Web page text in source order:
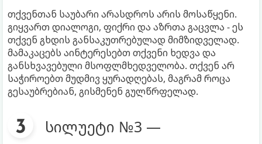
თქვენთან საუბარი არასდროს არის მოსაწყენი.
გიყვართ დიალოგი, ფიქრი და აზრთა გაცვლა - ეს
თქვენ გხდის განსაკუთრებულად მიმზიდველად.
მამაკაცებს აინტერესებთ თქვენი ხედვა და
განსხვავებული მსოფლმხედველობა. თქვენ არ
საჭიროებთ მუდმივ ყურადღებას, მაგრამ როცა
გესაუბრებიან, გისმენენ გულწრფელად.
სილუეტი №3 —